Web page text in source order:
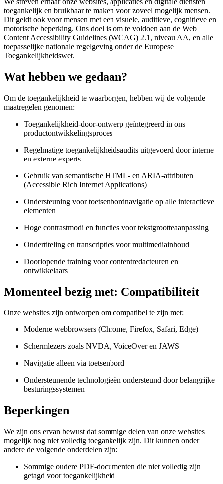
toegankelijk en bruikbaar te maken voor zoveel mogelijk mensen.
Dit geldt ook voor mensen met een visuele, auditieve, cognitieve en
motorische beperking. Ons doel is om te voldoen aan de Web
Content Accessibility Guidelines (WCAG) 2.1, niveau AA, en alle
toepasselijke nationale regelgeving onder de Europese
Toegankelijkheidswet.
Wat hebben we gedaan?
Om de toegankelijkheid te waarborgen, hebben wij de volgende
maatregelen genomen:
Toegankelijkheid-door-ontwerp geïntegreerd in ons
productontwikkelingsproces
Regelmatige toegankelijkheidsaudits uitgevoerd door interne
en externe experts
Gebruik van semantische HTML- en ARIA-attributen
(Accessible Rich Internet Applications)
Ondersteuning voor toetsenbordnavigatie op alle interactieve
elementen
Hoge contrastmodi en functies voor tekstgrootteaanpassing
Ondertiteling en transcripties voor multimediainhoud
Doorlopende training voor contentredacteuren en
ontwikkelaars
Momenteel bezig met: Compatibiliteit
Onze websites zijn ontworpen om compatibel te zijn met:
Moderne webbrowsers (Chrome, Firefox, Safari, Edge)
Schermlezers zoals NVDA, VoiceOver en JAWS
Navigatie alleen via toetsenbord
Ondersteunende technologieën ondersteund door belangrijke
besturingssystemen
Beperkingen
We zijn ons ervan bewust dat sommige delen van onze websites
mogelijk nog niet volledig toegankelijk zijn. Dit kunnen onder
andere de volgende onderdelen zijn:
Sommige oudere PDF-documenten die niet volledig zijn
getagd voor toegankelijkheid